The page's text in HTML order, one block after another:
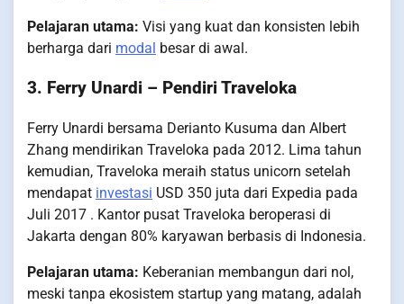
Pelajaran utama: Visi yang kuat dan konsisten lebih
berharga dari modal besar di awal.
3. Ferry Unardi – Pendiri Traveloka
Ferry Unardi bersama Derianto Kusuma dan Albert
Zhang mendirikan Traveloka pada 2012. Lima tahun
kemudian, Traveloka meraih status unicorn setelah
mendapat investasi USD 350 juta dari Expedia pada
Juli 2017 . Kantor pusat Traveloka beroperasi di
Jakarta dengan 80% karyawan berbasis di Indonesia.
Pelajaran utama: Keberanian membangun dari nol,
meski tanpa ekosistem startup yang matang, adalah